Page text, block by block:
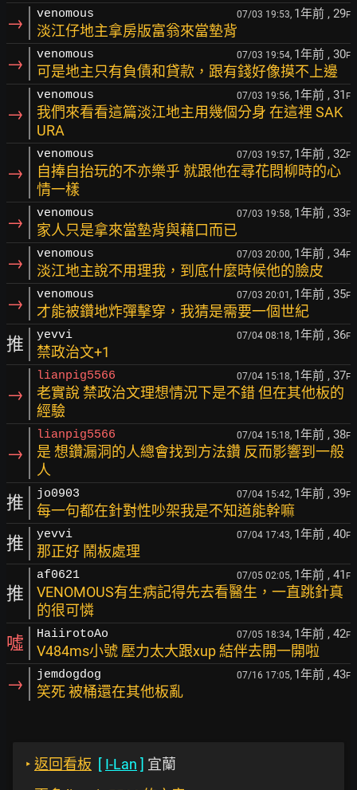
→ venomous 07/03 19:53, 1年前 , 29F
淡江仔地主拿房版富翁來當墊背
→ venomous 07/03 19:54, 1年前 , 30F
可是地主只有負債和貸款，跟有錢好像摸不上邊
→
venomous 07/03 19:56, 1年前 , 31 F
我們來看看這篇淡江地主用幾個分身 在這裡 SAK
URA
→
venomous 07/03 19:57, 1年前 , 32F
自捧自抬玩的不亦樂乎 就跟他在尋花問柳時的心
情一樣
→ venomous 07/03 19:58, 1年前 , 33F
家人只是拿來當墊背與藉口而已
→ venomous 07/03 20:00, 1年前 , 34F
淡江地主說不用理我，到底什麼時候他的臉皮
→ venomous 07/03 20:01, 1年前 , 35F
才能被鑽地炸彈擊穿，我猜是需要一個世紀
推 yevvi 07/04 08:18, 1年前 , 36F
禁政治文+1
→
lianpig5566 07/04 15:18, 1年前 , 37F
老實說 禁政治文理想情況下是不錯 但在其他板的
經驗
→
lianpig5566 07/04 15:18, 1年前 , 38F
是 想鑽漏洞的人總會找到方法鑽 反而影響到一般
人
推 jo0903 07/04 15:42, 1年前 , 39F
每一句都在針對性吵架我是不知道能幹嘛
推 yevvi 07/04 17:43, 1年前 , 40F
那正好 鬧板處理
推
af0621 07/05 02:05, 1年前 , 41 F
VENOMOUS有生病記得先去看醫生，一直跳針真
的很可憐
噓 HaiirotoAo 07/05 18:34, 1年前 , 42F
V484ms小號 壓力太大跟xup 結伴去開一開啦
→ jemdogdog 07/16 17:05, 1年前 , 43F
笑死 被桶還在其他板亂
‣ 返回看板 [ I-Lan ] 宜蘭